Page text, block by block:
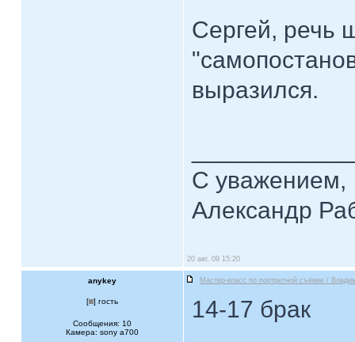
Сергей, речь
выразился.
С уважением,
Александр
20 авг, 09 15:20
anykey Мастер-класс по портретной съёмке /
[ ] гость
Сообщения: 10
Камера: sony a700
14-17 брак